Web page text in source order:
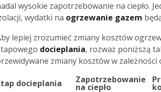
wysokie zapotrzebowanie na ciepło.
wydatki na ogrzewanie gazem
lepiej zrozumieć zmiany kosztów
docieplania, rozważ poniższą
zmiany kosztów w zależności
docieplania Zapotrzebowanie
na ciepło